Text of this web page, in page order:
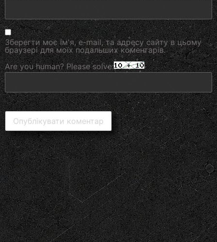
Зберегти моє ім'я, e-mail, та адресу сайту в цьому
браузері для моїх подальших коментарів.
Are you human? Please solve: